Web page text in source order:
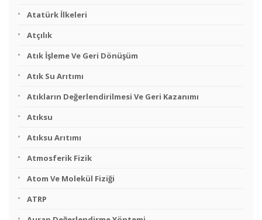
Atatürk İlkeleri
Atçılık
Atık İşleme Ve Geri Dönüşüm
Atık Su Arıtımı
Atıkların Değerlendirilmesi Ve Geri Kazanımı
Atıksu
Atıksu Arıtımı
Atmosferik Fizik
Atom Ve Molekül Fiziği
ATRP